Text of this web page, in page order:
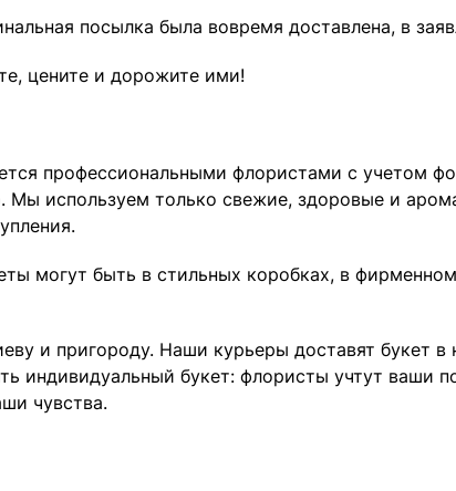
посылка была вовремя доставлена, в
цените и дорожите ими!
профессиональными флористами с учетом
Мы используем только свежие, здоровые и
могут быть в стильных коробках, в
и пригороду. Наши курьеры доставят букет в
индивидуальный букет: флористы учтут ваши
чувства.